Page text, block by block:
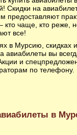
Скидки на
предоставляют
чаще, кто реже,
все!
в Мурсию, скидках и
авиабилеты вы
и
по телефону.
в